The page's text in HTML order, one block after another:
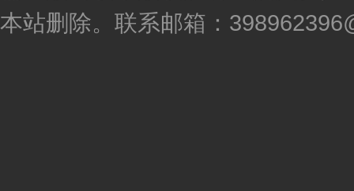
本站删除。联系邮箱：